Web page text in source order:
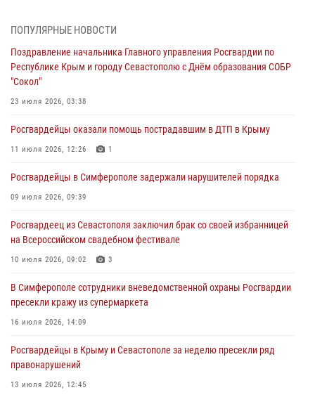
мужчину
Росгвардия в Крыму и Севастополе задержала ряд
правонарушителей
03 августа 2026, 14:08
В Симферополе росгвардейцы задержали гражданина,
подозреваемого в совершении серии краж
Росгвардейцы оперативно задержали нарушителя на охраняемом
30 июля 2026, 12:13
ПОПУЛЯРНЫЕ НОВОСТИ
Поздравление начальника Главного управления Росгвардии по
Республике Крым и городу Севастополю с Днём образования СОБР
"Сокол"
23 июля 2026, 03:38
Росгвардейцы оказали помощь пострадавшим в ДТП в Крыму
11 июля 2026, 12:26 1
Росгвардейцы в Симферополе задержали нарушителей порядка
09 июля 2026, 09:39
Росгвардеец из Севастополя заключил брак со своей избранницей
на Всероссийском свадебном фестивале
10 июля 2026, 09:02 3
В Симферополе сотрудники вневедомственной охраны Росгвардии
пресекли кражу из супермаркета
16 июля 2026, 14:09
Росгвардейцы в Крыму и Севастополе за неделю пресекли ряд
правонарушений
13 июля 2026, 12:45